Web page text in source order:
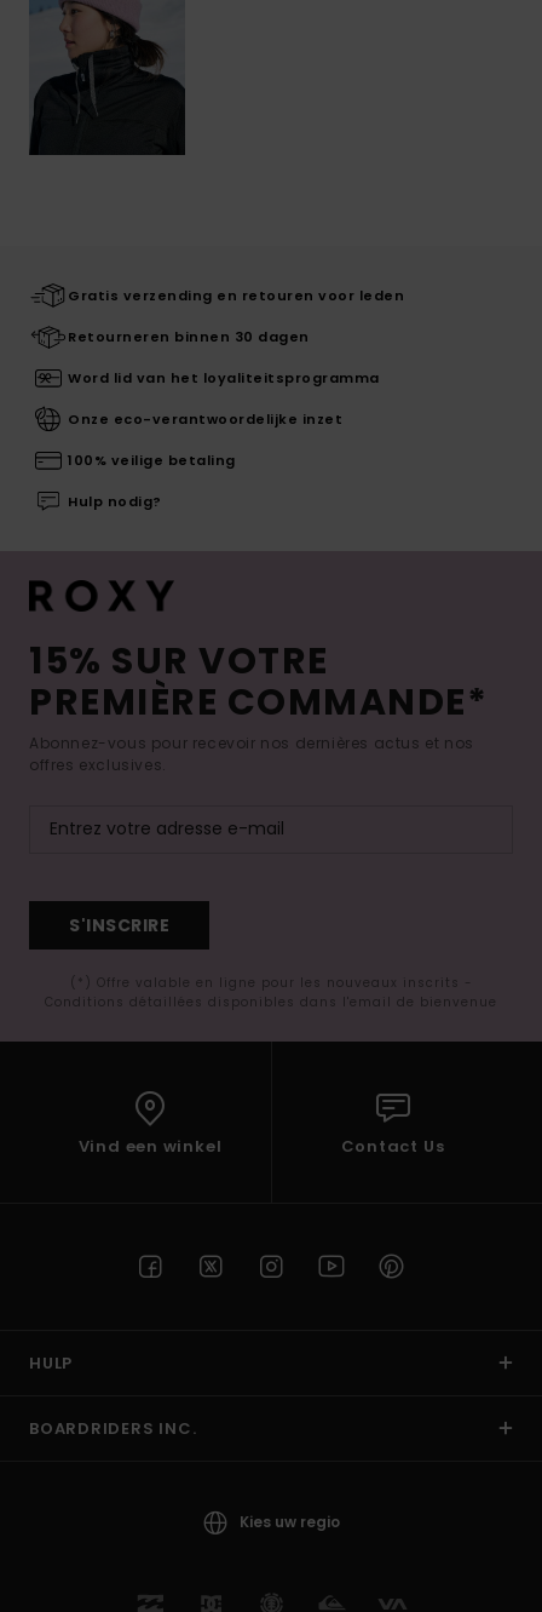
Gratis verzending en retouren voor leden
Retourneren binnen 30 dagen
Word lid van het loyaliteitsprogramma
Onze eco-verantwoordelijke inzet
100% veilige betaling
Hulp nodig?
15% SUR VOTRE
PREMIÈRE COMMANDE*
Abonnez-vous pour recevoir nos dernières actus et nos
offres exclusives.
S'INSCRIRE
(*) Offre valable en ligne pour les nouveaux inscrits -
Conditions détaillées disponibles dans l'email de bienvenue
Vind een winkel Contact Us
HULP
BOARDRIDERS INC.
Kies uw regio